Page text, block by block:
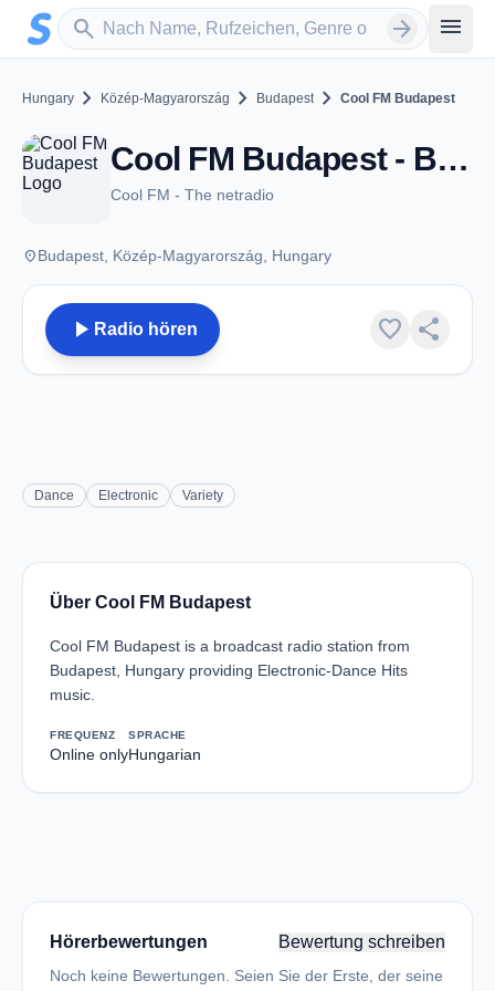
Zum Hauptinhalt springen
search
Sender suchen arrow_forward menu
Hungary chevron_right Közép-Magyarország chevron_right Budapest chevron_right Cool FM Budapest
Cool FM Budapest - Budapest
Cool FM - The netradio
placeBudapest, Közép-Magyarország, Hungary
play_arrow Radio hören favorite share
Dance Electronic Variety
Über Cool FM Budapest
Cool FM Budapest is a broadcast radio station from
Budapest, Hungary providing Electronic-Dance Hits
music.
FREQUENZ
Online only
SPRACHE
Hungarian
Hörerbewertungen Bewertung schreiben
Noch keine Bewertungen. Seien Sie der Erste, der seine